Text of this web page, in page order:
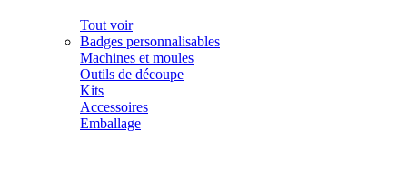
Tout voir
Badges personnalisables
Machines et moules
Outils de découpe
Kits
Accessoires
Emballage